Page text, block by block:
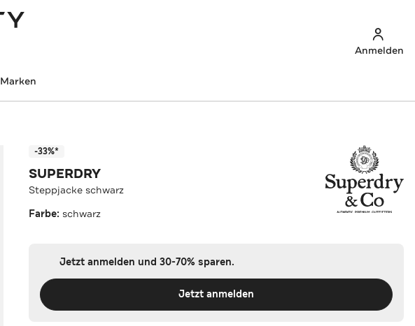
Anmelden
Marken
-33%*
SUPERDRY
Steppjacke schwarz
Farbe: schwarz
Jetzt anmelden und 30-70% sparen.
Jetzt anmelden